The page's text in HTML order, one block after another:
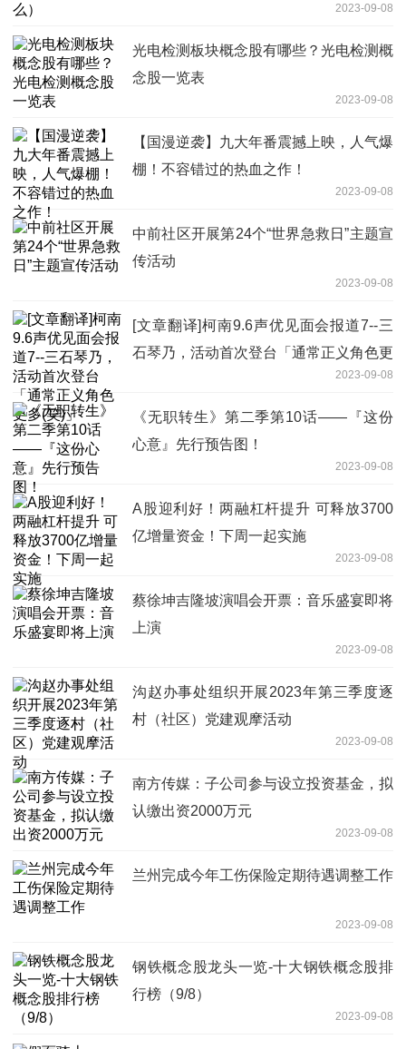
2023-09-08
光电检测板块概念股有哪些？光电检测概
念股一览表
2023-09-08
【国漫逆袭】九大年番震撼上映，人气爆
棚！不容错过的热血之作！
2023-09-08
中前社区开展第24个“世界急救日”主题宣
传活动
2023-09-08
[文章翻译]柯南9.6声优见面会报道7--三
石琴乃，活动首次登台「通常正义角色更
2023-09-08
《无职转生》第二季第10话——『这份
心意』先行预告图！
2023-09-08
A股迎利好！两融杠杆提升 可释放3700
亿增量资金！下周一起实施
2023-09-08
蔡徐坤吉隆坡演唱会开票：音乐盛宴即将
上演
2023-09-08
沟赵办事处组织开展2023年第三季度逐
村（社区）党建观摩活动
2023-09-08
南方传媒：子公司参与设立投资基金，拟
认缴出资2000万元
2023-09-08
兰州完成今年工伤保险定期待遇调整工作
2023-09-08
钢铁概念股龙头一览-十大钢铁概念股排
行榜（9/8）
2023-09-08